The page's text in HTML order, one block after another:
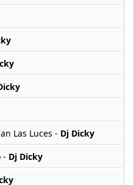
Las Luces - Dj Dicky
- Dj Dicky